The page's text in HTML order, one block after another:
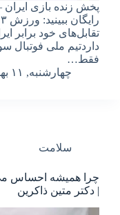
پخش زنده بازی ایران
تقابل‌های خود برابر
فقط…
چهارشنبه, ۱۱ بهمن ۱۴۰۲ – ۱۷:۵۴
سلامت
چرا همیشه احساس می
| دکتر متین ذاکرین